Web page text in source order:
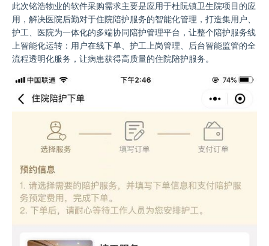
此次铭浩物业的软件采购需求主要是应用于杜阮镇卫生院项目的应
用，解决医院后勤对于住院陪护服务的智能化管理，打造集用户、
护工、医院为一体化的多端协同陪护管理平台，让整个陪护服务线
上智能化运转：用户在线下单、护工上岗管理、后台智能监管的全
流程透明化服务，让病患获得高质量的住院陪护服务。